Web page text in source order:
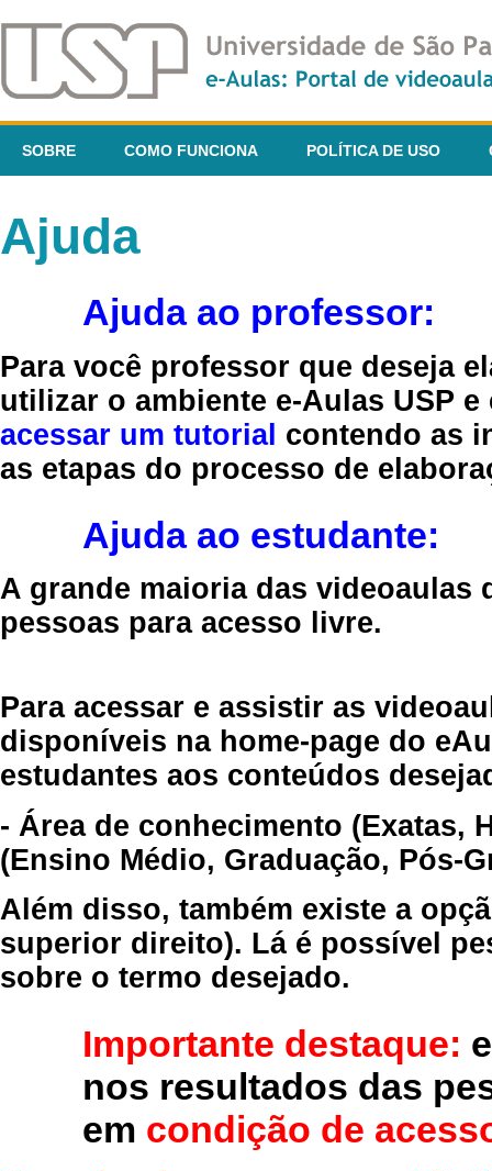
SOBRE COMO FUNCIONA POLÍTICA DE USO
Ajuda
Ajuda ao professor:
Para você professor que deseja
utilizar o ambiente e-Aulas USP
acessar um tutorial contendo as
as etapas do processo de
Ajuda ao estudante:
A grande maioria das videoaulas
pessoas para acesso livre.
Para acessar e assistir as
disponíveis na home-page do
estudantes aos conteúdos
- Área de conhecimento (Exatas,
(Ensino Médio, Graduação, Pós-
Além disso, também existe a
superior direito). Lá é possível
sobre o termo desejado.
Importante destaque:
nos resultados das
em condição de